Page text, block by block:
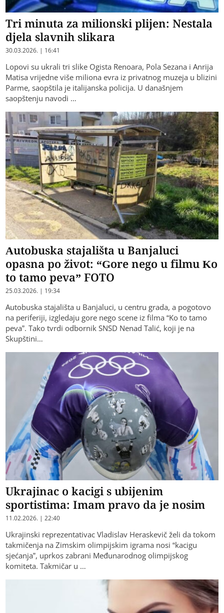
Tri minuta za milionski plijen: Nestala
djela slavnih slikara
30.03.2026. | 16:41
Lopovi su ukrali tri slike Ogista Renoara, Pola Sezana i Anrija
Matisa vrijedne više miliona evra iz privatnog muzeja u blizini
Parme, saopštila je italijanska policija. U današnjem
saopštenju navodi …
Autobuska stajališta u Banjaluci
opasna po život: “Gore nego u filmu Ko
to tamo peva” FOTO
25.03.2026. | 19:34
Autobuska stajališta u Banjaluci, u centru grada, a pogotovo
na periferiji, izgledaju gore nego scene iz filma “Ko to tamo
peva”. Tako tvrdi odbornik SNSD Nenad Talić, koji je na
Skupštini…
Ukrajinac o kacigi s ubijenim
sportistima: Imam pravo da je nosim
11.02.2026. | 22:40
Ukrajinski reprezentativac Vladislav Heraskevič želi da tokom
takmičenja na Zimskim olimpijskim igrama nosi “kacigu
sjećanja”, uprkos zabrani Međunarodnog olimpijskog
komiteta. Takmičar u …